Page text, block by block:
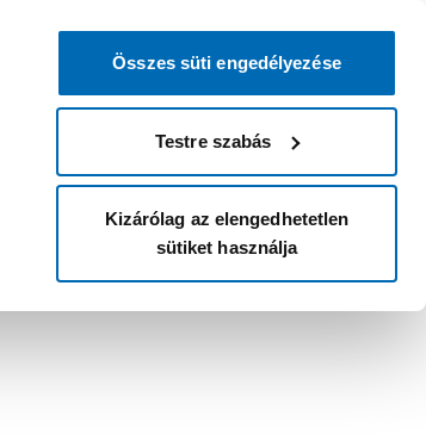
Összes süti engedélyezése
Testre szabás
Kizárólag az elengedhetetlen
sütiket használja